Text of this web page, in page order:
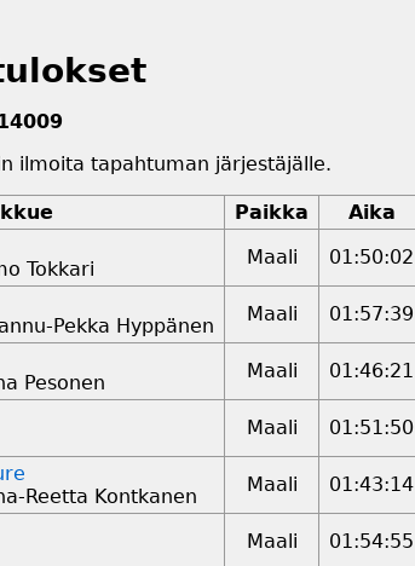
ilmoita tapahtuman järjestäjälle.
Paikka Aika
Tokkari
Maali 01:50:02
Pekka Hyppänen
Maali 01:57:39
Pesonen
Maali 01:46:21
Maali 01:51:50
Reetta Kontkanen
Maali 01:43:14
Maali 01:54:55